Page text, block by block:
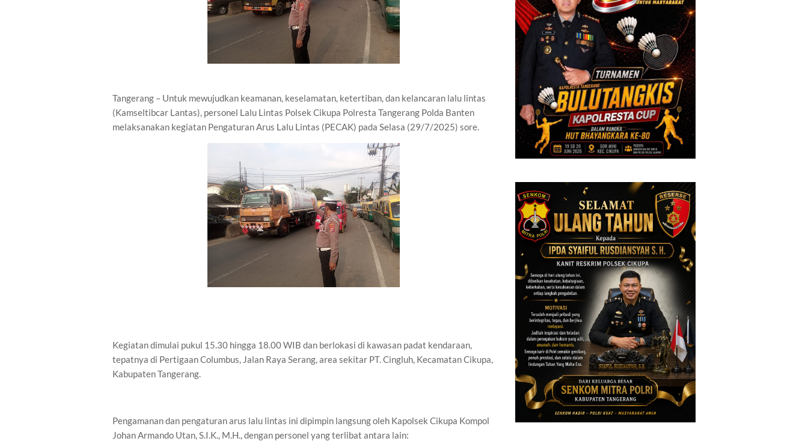
Tangerang – Untuk mewujudkan keamanan, keselamatan, ketertiban, dan kelancaran lalu lintas
(Kamseltibcar Lantas), personel Lalu Lintas Polsek Cikupa Polresta Tangerang Polda Banten
melaksanakan kegiatan Pengaturan Arus Lalu Lintas (PECAK) pada Selasa (29/7/2025) sore.
Kegiatan dimulai pukul 15.30 hingga 18.00 WIB dan berlokasi di kawasan padat kendaraan,
tepatnya di Pertigaan Columbus, Jalan Raya Serang, area sekitar PT. Cingluh, Kecamatan Cikupa,
Kabupaten Tangerang.
Pengamanan dan pengaturan arus lalu lintas ini dipimpin langsung oleh Kapolsek Cikupa Kompol
Johan Armando Utan, S.I.K., M.H., dengan personel yang terlibat antara lain: